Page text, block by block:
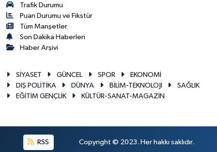
Trafik Durumu
Puan Durumu ve Fikstür
Tüm Manşetler
Son Dakika Haberleri
Haber Arşivi
SİYASET GÜNCEL SPOR
EKONOMİ
DIŞ POLİTİKA
DÜNYA BİLİM-TEKNOLOJİ
SAĞLIK
EĞİTİM GENÇLİK
KÜLTÜR-SANAT-MAGAZİN
RSS Copyright © 2023. Her hakkı saklıdır.